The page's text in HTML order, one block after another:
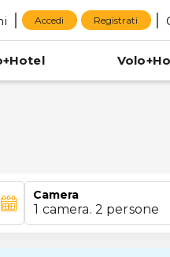
Accedi Registrati
Camera
1 camera. 2 persone